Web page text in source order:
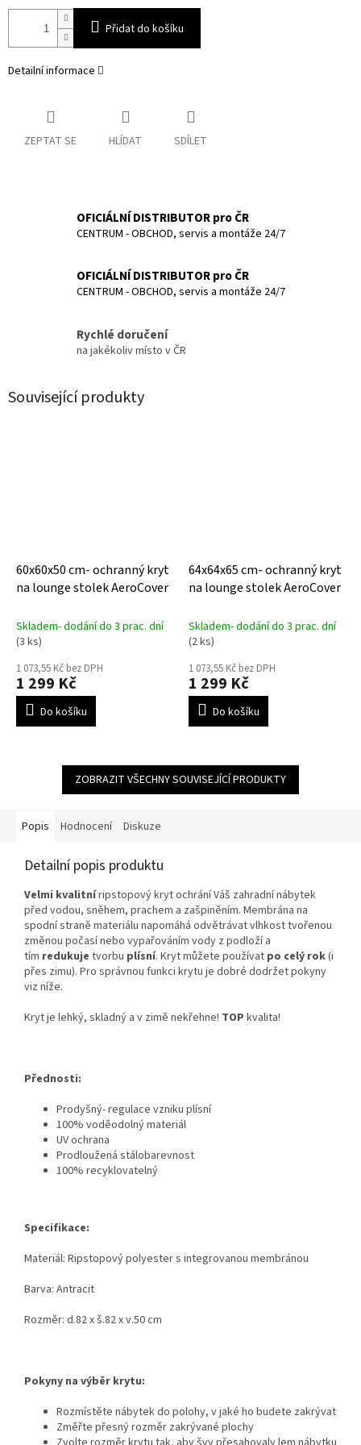
Přidat do košíku
Detailní informace
ZEPTAT SE HLÍDAT SDÍLET
OFICIÁLNÍ DISTRIBUTOR pro ČR
CENTRUM - OBCHOD, servis a montáže 24/7
OFICIÁLNÍ DISTRIBUTOR pro ČR
CENTRUM - OBCHOD, servis a montáže 24/7
Rychlé doručení
na jakékoliv místo v ČR
Související produkty
60x60x50 cm- ochranný kryt
na lounge stolek AeroCover
Skladem- dodání do 3 prac. dní
(3 ks)
1 073,55 Kč bez DPH
1 299 Kč
Do košíku
64x64x65 cm- ochranný kryt
na lounge stolek AeroCover
Skladem- dodání do 3 prac. dní
(2 ks)
1 073,55 Kč bez DPH
1 299 Kč
Do košíku
ZOBRAZIT VŠECHNY SOUVISEJÍCÍ PRODUKTY
Popis Hodnocení Diskuze
Detailní popis produktu
Velmi kvalitníripstopový kryt ochrání Váš zahradní nábytek
před vodou, sněhem, prachem a zašpiněním. Membrána na
spodní straně materiálu napomáhá odvětrávat vlhkost tvořenou
změnou počasí nebo vypařováním vody z podloží a
tím redukuje tvorbu plísní. Kryt můžete používat po celý rok(i
přes zimu). Pro správnou funkci krytu je dobré dodržet pokyny
viz níže.
Kryt je lehký, skladný a v zimě nekřehne! TOP kvalita!
Přednosti:
Prodyšný- regulace vzniku plísní
100% voděodolný materiál
UV ochrana
Prodloužená stálobarevnost
100% recyklovatelný
Specifikace:
Materiál: Ripstopový polyester s integrovanou membránou
Barva: Antracit
Rozměr: d.82 x š.82 x v.50 cm
Pokyny na výběr krytu:
Rozmístěte nábytek do polohy, v jaké ho budete zakrývat
Změřte přesný rozměr zakrývané plochy